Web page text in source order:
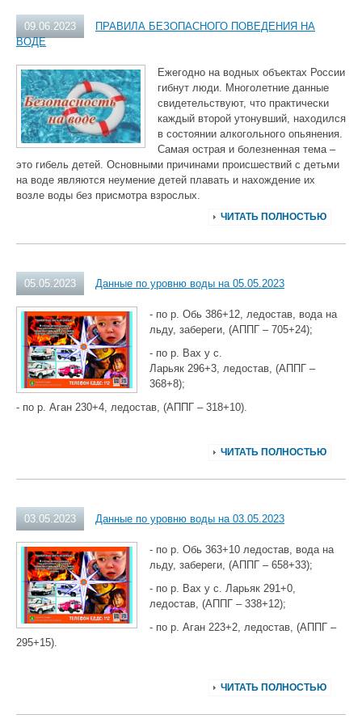
09.06.2023
ПРАВИЛА БЕЗОПАСНОГО ПОВЕДЕНИЯ НА
ВОДЕ
Ежегодно на водных объектах России
гибнут люди. Многолетние данные
свидетельствуют, что практически
каждый второй утонувший, находился
в состоянии алкогольного опьянения.
Самая острая и болезненная тема –
это гибель детей. Основными причинами происшествий с детьми
на воде являются неумение детей плавать и нахождение их
возле воды без присмотра взрослых.
ЧИТАТЬ ПОЛНОСТЬЮ
05.05.2023 Данные по уровню воды на 05.05.2023
- по р. Обь 386+12, ледостав, вода на
льду, забереги, (АППГ – 705+24);
- по р. Вах у с.
Ларьяк 296+3, ледостав, (АППГ –
368+8);
- по р. Аган 230+4, ледостав, (АППГ – 318+10).
ЧИТАТЬ ПОЛНОСТЬЮ
03.05.2023 Данные по уровню воды на 03.05.2023
- по р. Обь 363+10 ледостав, вода на
льду, забереги, (АППГ – 658+33);
- по р. Вах у с. Ларьяк 291+0,
ледостав, (АППГ – 338+12);
- по р. Аган 223+2, ледостав, (АППГ –
295+15).
ЧИТАТЬ ПОЛНОСТЬЮ